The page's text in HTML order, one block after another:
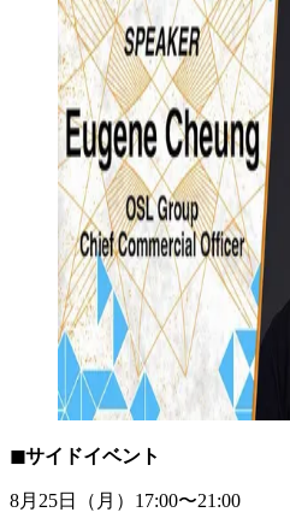
◼︎サイドイベント
8月25日（月）17:00〜21:00